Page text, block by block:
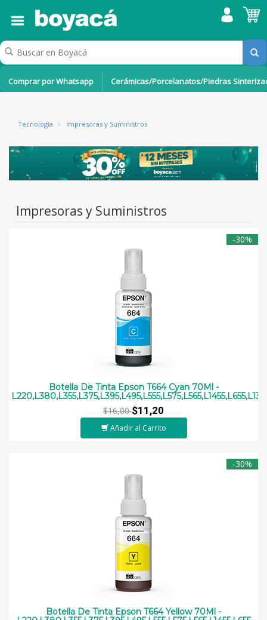
Comprar por Whatsapp Cerámicas/Porcelanatos/Piedras
Tecnología > Impresoras y Suministros
Impresoras y Suministros
-30%
Botella De Tinta Epson T664 Cyan 70Ml -
L220,L380,L355,L375,L395,L495,L555,L575,L565,L1455,L655,L130
$16,00$11,20
Añadir al Carrito
-30%
Botella De Tinta Epson T664 Yellow 70Ml -